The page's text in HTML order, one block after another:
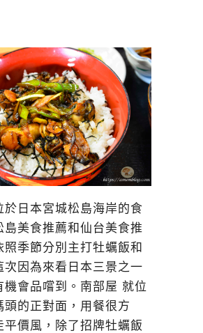
於日本宮城松島海岸的食
島美食推薦和仙台美食推
照季節分別主打牡蠣飯和
次因為來看日本三景之一
機會品嚐到。南部屋 就位
頭的正對面，用餐很方
平價風，除了招牌牡蠣飯